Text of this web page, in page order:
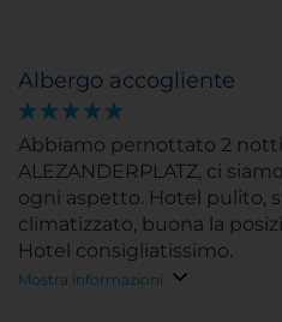
Albergo accogliente
Abbiamo pernottato 2 notti
ALEZANDERPLATZ, ci
ogni aspetto. Hotel pulito, silenzioso, ben
climatizzato, buona la
Hotel consigliatissimo.
Mostra informazioni